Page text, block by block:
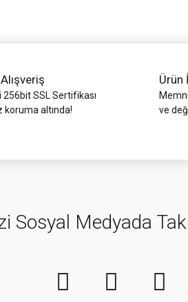
SSL Sertifikası
altında!
Ürün
ve
Sosyal Medyada